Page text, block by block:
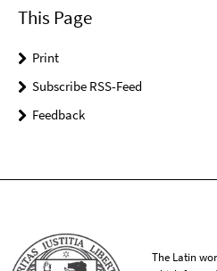
This Page
Print
Subscribe RSS-Feed
Feedback
The Latin